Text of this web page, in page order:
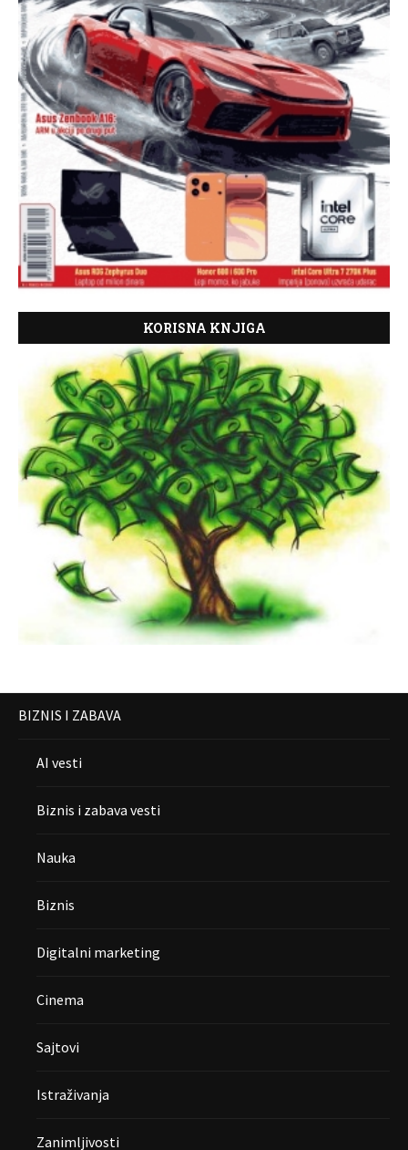
KORISNA KNJIGA
BIZNIS I ZABAVA
AI vesti
Biznis i zabava vesti
Nauka
Biznis
Digitalni marketing
Cinema
Sajtovi
Istraživanja
Zanimljivosti